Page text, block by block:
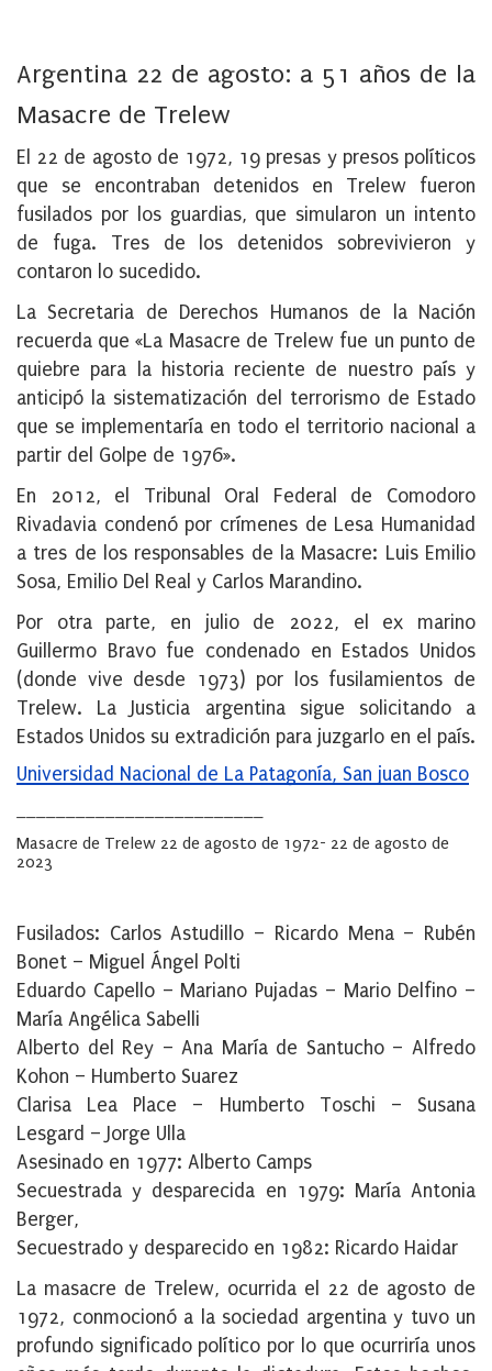
Argentina 22 de agosto: a 51 años de la
Masacre de Trelew
El 22 de agosto de 1972, 19 presas y presos políticos
que se encontraban detenidos en Trelew fueron
fusilados por los guardias, que simularon un intento
de fuga. Tres de los detenidos sobrevivieron y
contaron lo sucedido.
La Secretaria de Derechos Humanos de la Nación
recuerda que «La Masacre de Trelew fue un punto de
quiebre para la historia reciente de nuestro país y
anticipó la sistematización del terrorismo de Estado
que se implementaría en todo el territorio nacional a
partir del Golpe de 1976».
En 2012, el Tribunal Oral Federal de Comodoro
Rivadavia condenó por crímenes de Lesa Humanidad
a tres de los responsables de la Masacre: Luis Emilio
Sosa, Emilio Del Real y Carlos Marandino.
Por otra parte, en julio de 2022, el ex marino
Guillermo Bravo fue condenado en Estados Unidos
(donde vive desde 1973) por los fusilamientos de
Trelew. La Justicia argentina sigue solicitando a
Estados Unidos su extradición para juzgarlo en el país.
Universidad Nacional de La Patagonía, San juan Bosco
Masacre de Trelew 22 de agosto de 1972- 22 de agosto de
2023
Fusilados: Carlos Astudillo – Ricardo Mena – Rubén
Bonet – Miguel Ángel Polti
Eduardo Capello – Mariano Pujadas – Mario Delfino –
María Angélica Sabelli
Alberto del Rey – Ana María de Santucho – Alfredo
Kohon – Humberto Suarez
Clarisa Lea Place – Humberto Toschi – Susana
Lesgard – Jorge Ulla
Asesinado en 1977: Alberto Camps
Secuestrada y desparecida en 1979: María Antonia
Berger,
Secuestrado y desparecido en 1982: Ricardo Haidar
La masacre de Trelew, ocurrida el 22 de agosto de
1972, conmocionó a la sociedad argentina y tuvo un
profundo significado político por lo que ocurriría unos